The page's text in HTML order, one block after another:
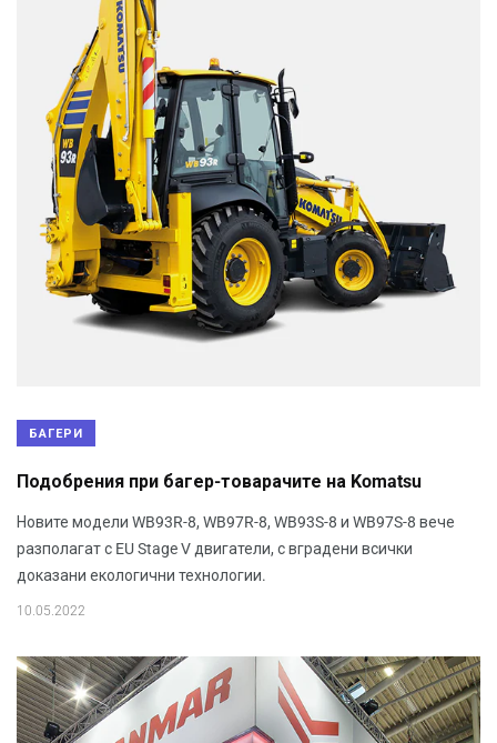
БАГЕРИ
Подобрения при багер-товарачите на Komatsu
Новите модели WB93R-8, WB97R-8, WB93S-8 и WB97S-8 вече
разполагат с EU Stage V двигатели, с вградени всички
доказани екологични технологии.
10.05.2022